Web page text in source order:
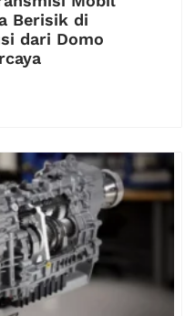
Berisik di
dari Domo